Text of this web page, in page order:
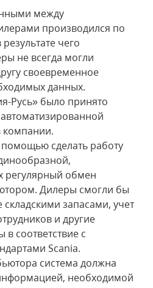
между
производился по
чего
не всегда могли
своевременное
данных.
Русь» было принято
компании.
сделать работу
регулярный обмен
Дилеры смогли бы
запасами, учет
и другие
в соответствие с
Scania.
система должна
необходимой